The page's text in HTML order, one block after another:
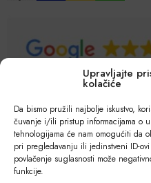
Upravljajte
kolačiće
Da bismo pružili najbolje iskustvo,
čuvanje i/ili pristup informacijama o
tehnologijama će nam omogućiti da
pri pregledavanju ili jedinstveni ID-
povlačenje suglasnosti može
funkcije.